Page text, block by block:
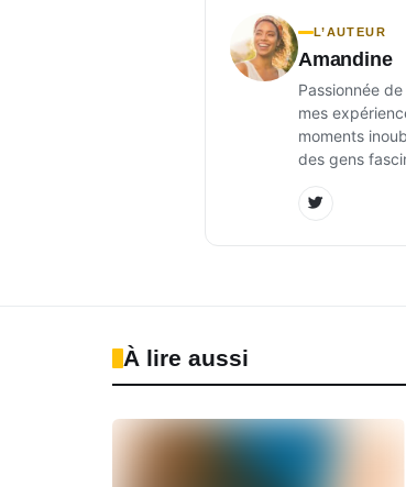
L’AUTEUR
Amandine
Passionnée
mes
moments
des gens
À lire aussi